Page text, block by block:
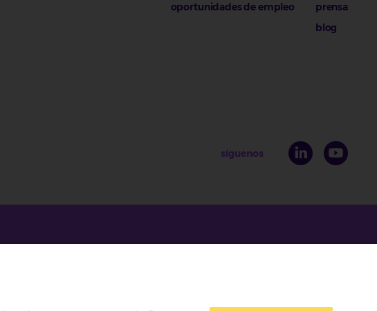
oportunidades de empleo
prensa
blog
síguenos